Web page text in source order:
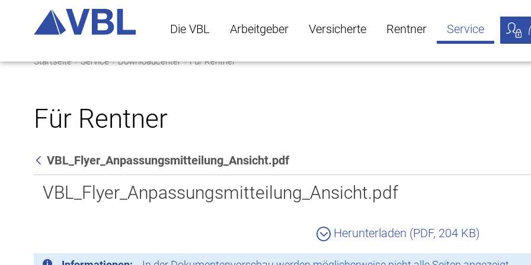
Die VBL Arbeitgeber Versicherte Rentner Service
Startseite Service Downloadcenter Für Rentner
Für Rentner
Zurück
VBL_Flyer_Anpassungsmitteilung_Ansicht.pdf
VBL_Flyer_Anpassungsmitteilung_Ansicht.pdf
Herunterladen (PDF, 204 KB)